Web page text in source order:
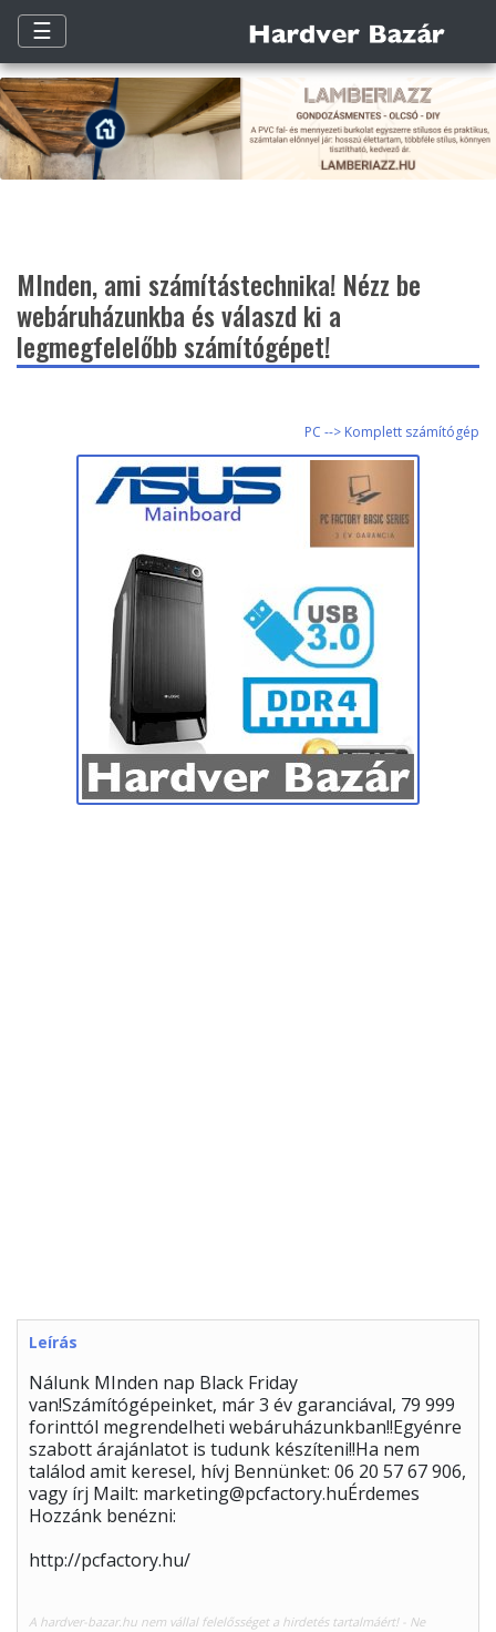
☰
MInden, ami számítástechnika! Nézz be
webáruházunkba és válaszd ki a
legmegfelelőbb számítógépet!
PC --> Komplett számítógép
Leírás
Nálunk MInden nap Black Friday
van!Számítógépeinket, már 3 év garanciával, 79 999
forinttól megrendelheti webáruházunkban!!Egyénre
szabott árajánlatot is tudunk készíteni!!Ha nem
találod amit keresel, hívj Bennünket: 06 20 57 67 906,
vagy írj Mailt: marketing@pcfactory.huÉrdemes
Hozzánk benézni:
http://pcfactory.hu/
A hardver-bazar.hu nem vállal felelősséget a hirdetés tartalmáért! - Ne